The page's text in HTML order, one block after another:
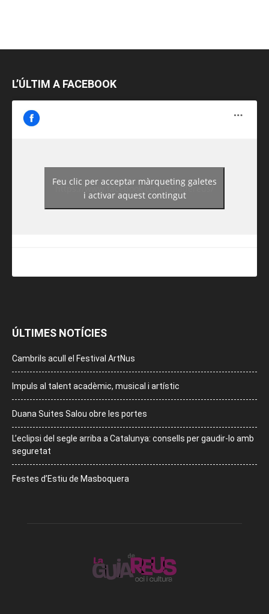
L’ÚLTIM A FACEBOOK
https://www.facebook.com/guiadereus/
Feu clic per acceptar màrqueting galetes
i activar aquest contingut
ÚLTIMES NOTÍCIES
Cambrils acull el Festival ArtNus
Impuls al talent acadèmic, musical i artístic
Duana Suites Salou obre les portes
L’eclipsi del segle arriba a Catalunya: consells per gaudir-lo amb
seguretat
Festes d’Estiu de Masboquera